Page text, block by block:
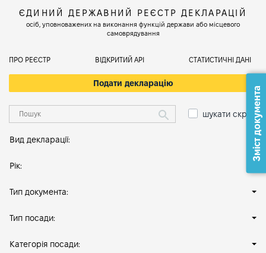
ЄДИНИЙ ДЕРЖАВНИЙ РЕЄСТР ДЕКЛАРАЦІЙ
осіб, уповноважених на виконання функцій держави або місцевого
самоврядування
ПРО РЕЄСТР ВІДКРИТИЙ АРІ СТАТИСТИЧНІ ДАНІ
Подати декларацію
шукати скрізь
Вид декларації:
Рік:
Тип документа:
Тип посади:
Категорія посади:
Зміст документа